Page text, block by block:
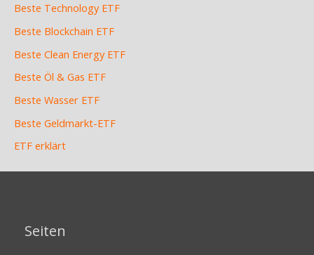
Beste Technology ETF
Beste Blockchain ETF
Beste Clean Energy ETF
Beste Öl & Gas ETF
Beste Wasser ETF
Beste Geldmarkt-ETF
ETF erklärt
Seiten